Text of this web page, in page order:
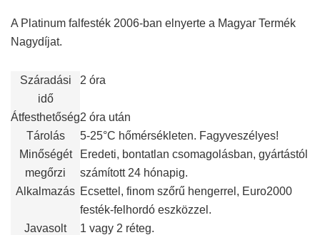
A Platinum falfesték 2006-ban elnyerte a Magyar Termék
Nagydíjat.
Száradási
idő
2 óra
Átfesthetőség2 óra után
Tárolás
5-25°C hőmérsékleten. Fagyveszélyes!
Minőségét
megőrzi
Eredeti, bontatlan csomagolásban, gyártástól
számított 24 hónapig.
Alkalmazás Ecsettel, finom szőrű hengerrel, Euro2000
festék-felhordó eszközzel.
Javasolt
1 vagy 2 réteg.